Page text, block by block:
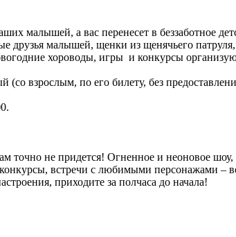
малышей, а вас перенесет в беззаботное
друзья малышей, щенки из щенячьего
хороводы, игры и конкурсы
взрослым, по его билету, без
точно не придется! Огненное и неоновое шоу,
встречи с любимыми персонажами –
приходите за полчаса до начала!